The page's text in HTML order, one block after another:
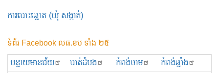
ការបោះឆ្នោត (ឃុំ សង្កាត់)
ទំព័រ Facebook លធ.ខប ទាំង ២៥
បន្ទាយមានជ័យ បាត់ដំបង កំពង់ចាម
កំពង់ឆ្នាំង